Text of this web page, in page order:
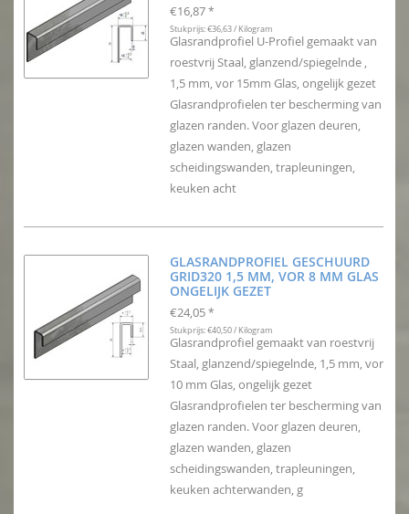
€16,87 *
Stukprijs: €36,63 / Kilogram
Glasrandprofiel U-Profiel gemaakt van
roestvrij Staal, glanzend/spiegelnde ,
1,5 mm, vor 15mm Glas, ongelijk gezet
Glasrandprofielen ter bescherming van
glazen randen. Voor glazen deuren,
glazen wanden, glazen
scheidingswanden, trapleuningen,
keuken acht
GLASRANDPROFIEL GESCHUURD
GRID320 1,5 MM, VOR 8 MM GLAS
ONGELIJK GEZET
€24,05 *
Stukprijs: €40,50 / Kilogram
Glasrandprofiel gemaakt van roestvrij
Staal, glanzend/spiegelnde, 1,5 mm, vor
10 mm Glas, ongelijk gezet
Glasrandprofielen ter bescherming van
glazen randen. Voor glazen deuren,
glazen wanden, glazen
scheidingswanden, trapleuningen,
keuken achterwanden, g